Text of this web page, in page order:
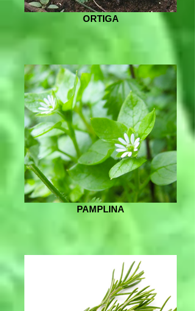
ORTIGA
PAMPLINA